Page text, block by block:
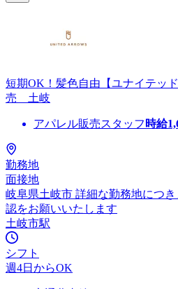
短期OK！髪色自由【ユナイテッ
売 土岐
アパレル販売スタッフ 時給
勤務地
面接地
岐阜県土岐市 詳細な勤務地につ
認をお願いいたします
土岐市駅
シフト
週4日からOK